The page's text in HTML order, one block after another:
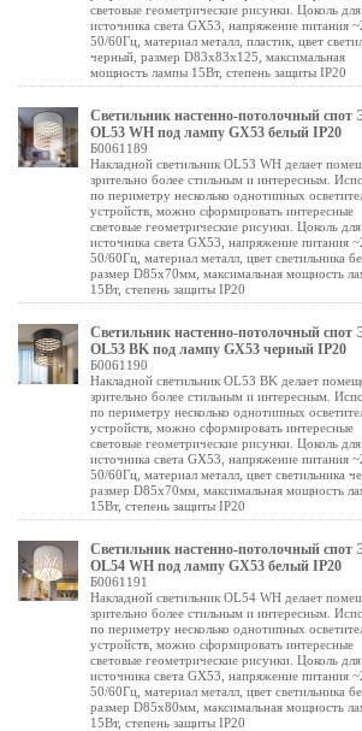
световые геометрические рисунки. Цоколь для
источника света GX53, напряжение питания
50/60Гц, материал металл, пластик, цвет
черный, размер D83x83x125, максимальная
мощность лампы 15Вт, степень защиты IP20
Светильник настенно-потолочный спот
OL53 WH под лампу GX53 белый IP20
Б0061189
Накладной светильник OL53 WH делает
зрительно более стильным и интересным.
по периметру несколько однотипных
устройств, можно сформировать интересные
световые геометрические рисунки. Цоколь для
источника света GX53, напряжение питания
50/60Гц, материал металл, цвет светильника
размер D85x70мм, максимальная мощность
15Вт, степень защиты IP20
Светильник настенно-потолочный спот
OL53 BK под лампу GX53 черный IP20
Б0061190
Накладной светильник OL53 BK делает
зрительно более стильным и интересным.
по периметру несколько однотипных
устройств, можно сформировать интересные
световые геометрические рисунки. Цоколь для
источника света GX53, напряжение питания
50/60Гц, материал металл, цвет светильника
размер D85x70мм, максимальная мощность
15Вт, степень защиты IP20
Светильник настенно-потолочный спот
OL54 WH под лампу GX53 белый IP20
Б0061191
Накладной светильник OL54 WH делает
зрительно более стильным и интересным.
по периметру несколько однотипных
устройств, можно сформировать интересные
световые геометрические рисунки. Цоколь для
источника света GX53, напряжение питания
50/60Гц, материал металл, цвет светильника
размер D85x80мм, максимальная мощность
15Вт, степень защиты IP20